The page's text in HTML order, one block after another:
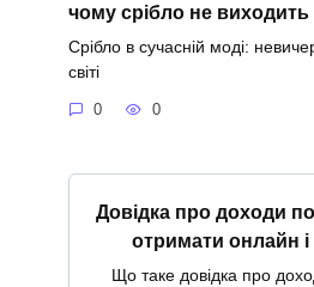
чому срібло не
Срібло в сучасній моді:
світі
0 0
Довідка про доходи
отримати онлайн
Що таке довідка про